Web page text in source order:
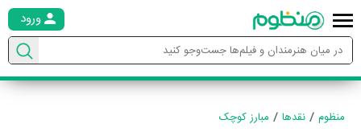
ورود
منظوم نقدها مبارز کوچک